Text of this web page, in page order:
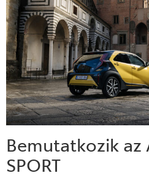
Bemutatkozik az
SPORT